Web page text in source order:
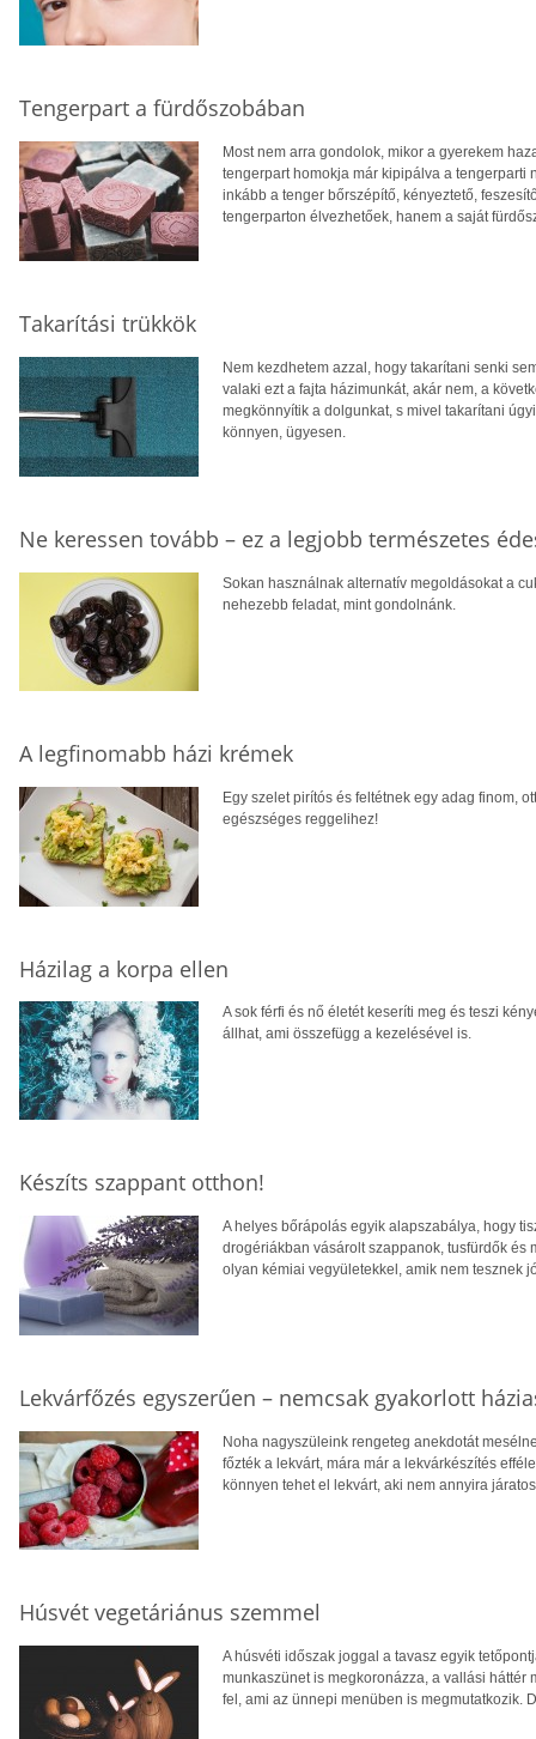
Tengerpart a fürdőszobában
Most nem arra gondolok, mikor a gyerekem
tengerpart homokja már kipipálva a tengerparti
inkább a tenger bőrszépítő, kényeztető,
tengerparton élvezhetőek, hanem a saját
Takarítási trükkök
Nem kezdhetem azzal, hogy takarítani senki
valaki ezt a fajta házimunkát, akár nem, a
megkönnyítik a dolgunkat, s mivel takarítani
könnyen, ügyesen.
Ne keressen tovább – ez a legjobb természetes
Sokan használnak alternatív megoldásokat a
nehezebb feladat, mint gondolnánk.
A legfinomabb házi krémek
Egy szelet pirítós és feltétnek egy adag finom,
egészséges reggelihez!
Házilag a korpa ellen
A sok férfi és nő életét keseríti meg és teszi
állhat, ami összefügg a kezelésével is.
Készíts szappant otthon!
A helyes bőrápolás egyik alapszabálya, hogy
drogériákban vásárolt szappanok, tusfürdők
olyan kémiai vegyületekkel, amik nem tesznek
Lekvárfőzés egyszerűen – nemcsak gyakorlott
Noha nagyszüleink rengeteg anekdotát
főzték a lekvárt, mára már a lekvárkészítés
könnyen tehet el lekvárt, aki nem annyira
Húsvét vegetáriánus szemmel
A húsvéti időszak joggal a tavasz egyik
munkaszünet is megkoronázza, a vallási háttér
fel, ami az ünnepi menüben is megmutatkozik.